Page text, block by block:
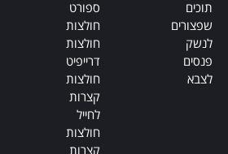
תוכים
שפצורים
לנשק
פנסים
לצבא
ספורט
חולצות
חולצות
דרייפיט
חולצות
קצרות
לחייל
חולצות
קצרות